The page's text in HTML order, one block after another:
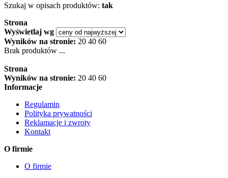
Szukaj w opisach produktów: tak
Strona
Wyświetlaj wg
Wyników na stronie: 20 40 60
Brak produktów ...
Strona
Wyników na stronie: 20 40 60
Informacje
Regulamin
Polityka prywatności
Reklamacje i zwroty
Kontakt
O firmie
O firmie